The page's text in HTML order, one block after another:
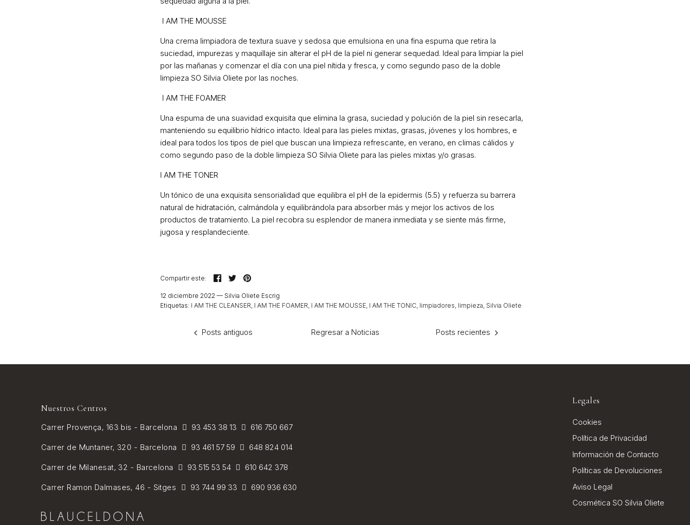
I AM THE MOUSSE
Una crema limpiadora de textura suave y sedosa que emulsiona en una fina espuma que retira la
suciedad, impurezas y maquillaje sin alterar el pH de la piel ni generar sequedad. Ideal para limpiar la piel
por las mañanas y comenzar el día con una piel nítida y fresca, y como segundo paso de la doble
limpieza SO Silvia Oliete por las noches.
I AM THE FOAMER
Una espuma de una suavidad exquisita que elimina la grasa, suciedad y polución de la piel sin resecarla,
manteniendo su equilibrio hídrico intacto. Ideal para las pieles mixtas, grasas, jóvenes y los hombres, e
ideal para todos los tipos de piel que buscan una limpieza refrescante, en verano, en climas cálidos y
como segundo paso de la doble limpieza SO Silvia Oliete para las pieles mixtas y/o grasas.
I AM THE TONER
Un tónico de una exquisita sensorialidad que equilibra el pH de la epidermis (5.5) y refuerza su barrera
natural de hidratación, calmándola y equilibrándola para absorber más y mejor los activos de los
productos de tratamiento. La piel recobra su esplendor de manera inmediata y se siente más firme,
jugosa y resplandeciente.
Compartir este: Compartir
TuitearHacer
12 diciembre 2022 — Silvia Oliete Escrig
Etiquetas: I AM THE CLEANSER I AM THE FOAMER I AM THE MOUSSE I AM THE TONIC limpiadores limpieza Silvia Oliete
Posts antiguos Regresar a Noticias Posts recientes
Nuestros Centros
Carrer Provença, 163 bis - Barcelona 93 453 38 13 616 750 667
Carrer de Muntaner, 320 - Barcelona 93 461 57 59 648 824 014
Carrer de Milanesat, 32 - Barcelona 93 515 53 54 610 642 378
Carrer Ramon Dalmases, 46 - Sitges 93 744 99 33 690 936 630
Legales
Cookies
Política de Privacidad
Información de Contacto
Políticas de Devoluciones
Aviso Legal
Cosmética SO Silvia Oliete